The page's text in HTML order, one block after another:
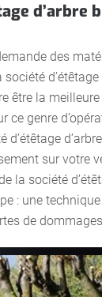
d’arbre
des
être la
ce genre
sur votre
la société
: une
de